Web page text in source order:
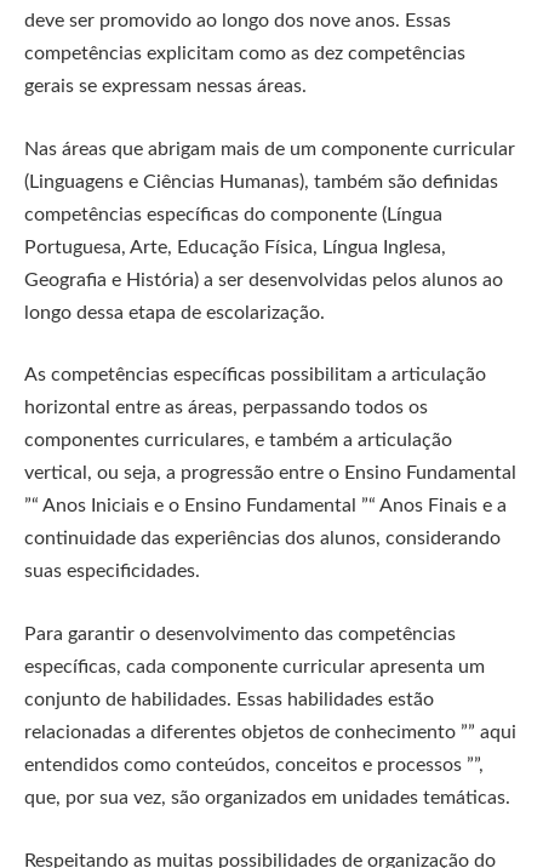
deve ser promovido ao longo dos nove anos. Essas
competências explicitam como as dez competências
gerais se expressam nessas áreas.
Nas áreas que abrigam mais de um componente curricular
(Linguagens e Ciências Humanas), também são definidas
competências específicas do componente (Língua
Portuguesa, Arte, Educação Física, Língua Inglesa,
Geografia e História) a ser desenvolvidas pelos alunos ao
longo dessa etapa de escolarização.
As competências específicas possibilitam a articulação
horizontal entre as áreas, perpassando todos os
componentes curriculares, e também a articulação
vertical, ou seja, a progressão entre o Ensino Fundamental
”“ Anos Iniciais e o Ensino Fundamental ”“ Anos Finais e a
continuidade das experiências dos alunos, considerando
suas especificidades.
Para garantir o desenvolvimento das competências
específicas, cada componente curricular apresenta um
conjunto de habilidades. Essas habilidades estão
relacionadas a diferentes objetos de conhecimento ”” aqui
entendidos como conteúdos, conceitos e processos ””,
que, por sua vez, são organizados em unidades temáticas.
Respeitando as muitas possibilidades de organização do